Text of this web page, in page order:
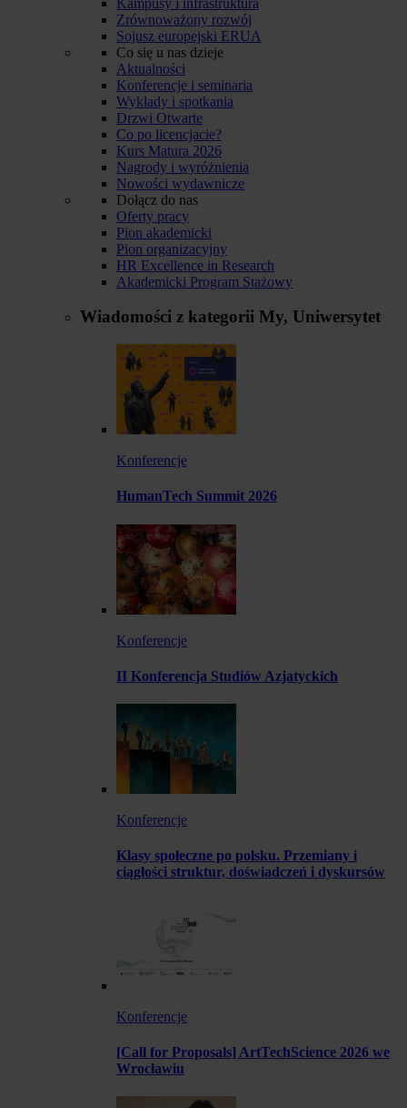
Zrównoważony rozwój
Sojusz europejski ERUA
Co się u nas dzieje
Aktualności
Konferencje i seminaria
Wykłady i spotkania
Drzwi Otwarte
Co po licencjacie?
Kurs Matura 2026
Nagrody i wyróżnienia
Nowości wydawnicze
Dołącz do nas
Oferty pracy
Pion akademicki
Pion organizacyjny
HR Excellence in Research
Akademicki Program Stażowy
Wiadomości z kategorii My, Uniwersytet
Konferencje
HumanTech Summit 2026
Konferencje
II Konferencja Studiów Azjatyckich
Konferencje
Klasy społeczne po polsku. Przemiany i
ciągłości struktur, doświadczeń i dyskursów
Konferencje
[Call for Proposals] ArtTechScience 2026 we
Wrocławiu